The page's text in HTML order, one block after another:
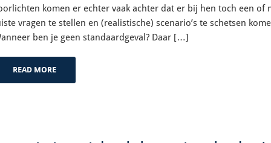
komen er echter vaak achter dat er bij hen toch een
vragen te stellen en (realistische) scenario’s te schetsen
ben je geen standaardgeval? Daar […]
READ MORE